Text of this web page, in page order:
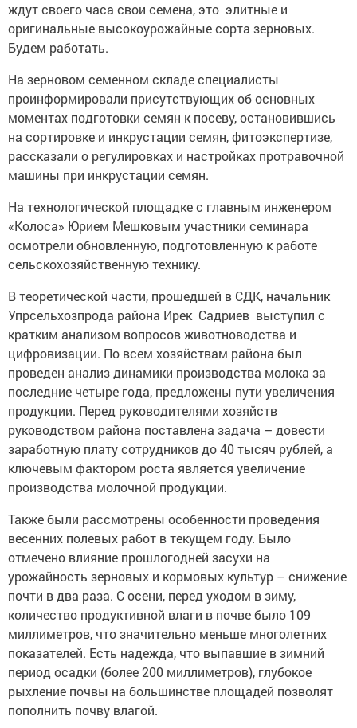
ждут своего часа свои семена, это элитные и
оригинальные высоко­урожайные сорта зерновых.
Будем работать.
На зерновом семенном складе специалисты
проинформировали присутствующих об основных
моментах подготовки семян к посеву, остановившись
на сортировке и инкрустации семян, фитоэкспертизе,
рассказали о регулировках и настройках протравочной
машины при ­инкрустации ­семян.
На технологической площадке с главным инженером
«Колоса» Юрием Мешковым участники семинара
осмотрели обновленную, подготовленную к работе
сельскохозяйственную технику.
В теоретической части, прошедшей в СДК, начальник
Упр­сельхозпрода района Ирек Садриев выступил с
кратким анализом вопросов животноводства и
цифровизации. По всем хозяйствам района был
проведен анализ динамики производства молока за
последние четыре года, предложены пути увеличения
продукции. Перед руководителями хозяйств
руководством района поставлена задача – довести
заработную плату сотрудников до 40 тысяч руб­лей, а
ключевым фактором роста является увеличение
производства молочной продукции.
Также были рассмотрены особенности проведения
весенних полевых работ в текущем году. Было
отмечено влияние прошлогодней засухи на
урожайность зерновых и кормовых культур – снижение
почти в два раза. С осени, перед уходом в зиму,
количество продуктивной влаги в почве было 109
миллиметров, что значительно меньше многолетних
показателей. Есть надежда, что выпавшие в зимний
период осадки (более 200 миллимет­ров), глубокое
рыхление почвы на большинстве площадей позволят
пополнить ­почву влагой.